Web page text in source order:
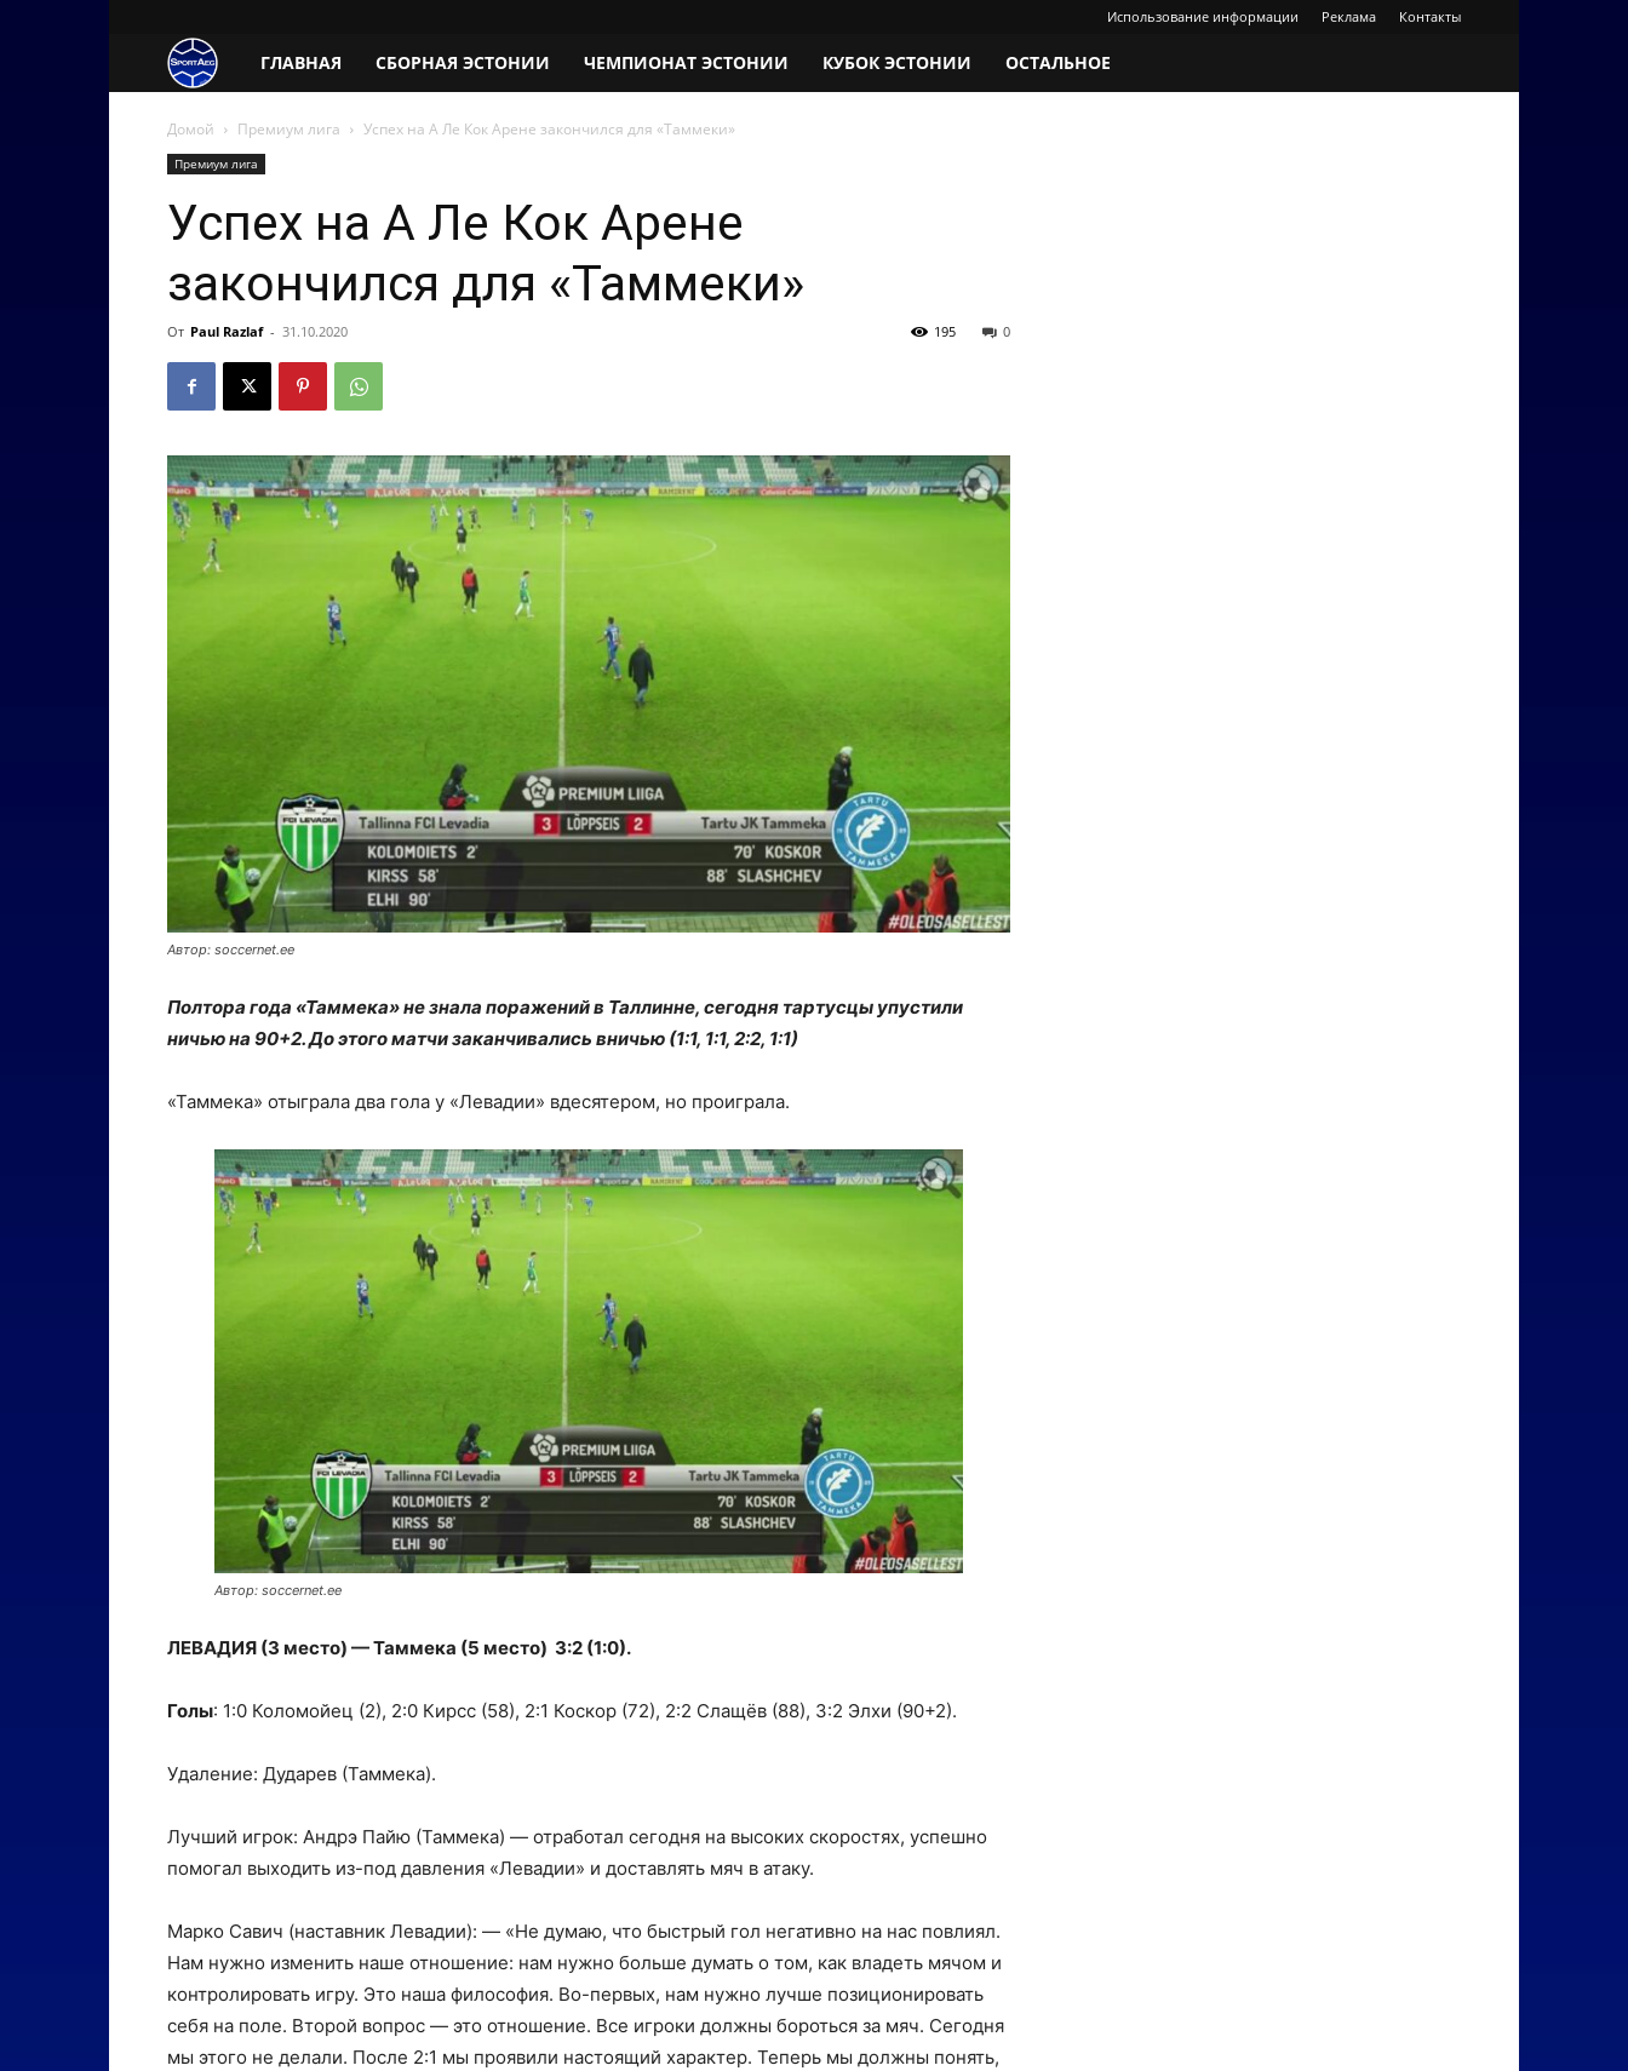
Использование информации Реклама Контакты
SportAeg.EE
ГЛАВНАЯ СБОРНАЯ ЭСТОНИИ ЧЕМПИОНАТ ЭСТОНИИ КУБОК ЭСТОНИИ ОСТАЛЬНОЕ
Домой Премиум лига Успех на А Ле Кок Арене закончился для «Таммеки»
Премиум лига
Успех на А Ле Кок Арене
закончился для «Таммеки»
От Paul Razlaf - 31.10.2020 0
195
Автор: soccernet.ee
Полтора года «Таммека» не знала поражений в Таллинне, сегодня тартусцы упустили
ничью на 90+2. До этого матчи заканчивались вничью (1:1, 1:1, 2:2, 1:1)
«Таммека» отыграла два гола у «Левадии» вдесятером, но проиграла.
Автор: soccernet.ee
ЛЕВАДИЯ (3 место) — Таммека (5 место) 3:2 (1:0).
Голы: 1:0 Коломойец (2), 2:0 Кирсс (58), 2:1 Коскор (72), 2:2 Слащёв (88), 3:2 Элхи (90+2).
Удаление: Дударев (Таммека).
Лучший игрок: Андрэ Пайю (Таммека) — отработал сегодня на высоких скоростях, успешно
помогал выходить из-под давления «Левадии» и доставлять мяч в атаку.
Марко Савич (наставник Левадии): — «Не думаю, что быстрый гол негативно на нас повлиял.
Нам нужно изменить наше отношение: нам нужно больше думать о том, как владеть мячом и
контролировать игру. Это наша философия. Во-первых, нам нужно лучше позиционировать
себя на поле. Второй вопрос — это отношение. Все игроки должны бороться за мяч. Сегодня
мы этого не делали. После 2:1 мы проявили настоящий характер. Теперь мы должны понять,